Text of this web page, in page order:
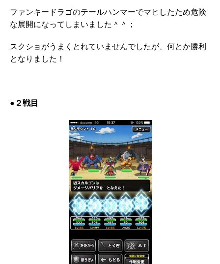
ファンキードラゴのテールハンマーでマヒしたため危険
な展開になってしまいました＾＾；
スクショがうまくとれていませんでしたが、何とか勝利
となりました！
●２戦目